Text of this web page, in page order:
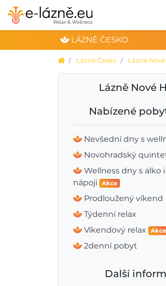
LÁZNĚ ČESKO
Lázně Česko Lázně
Lázně Nové
Nabízené
Nevšední dny s
Novohradský
Wellness dny s alko
nápoji
Akce
Prodloužený víkend
Týdenní relax
Víkendový relax
Akce
2denní pobyt
Další